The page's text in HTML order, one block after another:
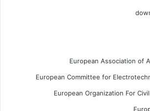
European Association of
European Committee for
European Organization For